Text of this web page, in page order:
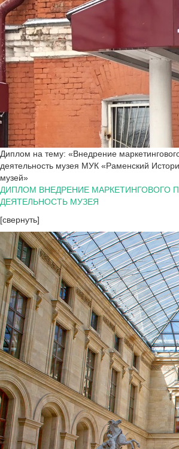
Диплом на тему: «Внедрение
деятельность музея МУК «Раменский
музей»
ДИПЛОМ ВНЕДРЕНИЕ МАРКЕТИНГОВОГО
ДЕЯТЕЛЬНОСТЬ МУЗЕЯ
[свернуть]